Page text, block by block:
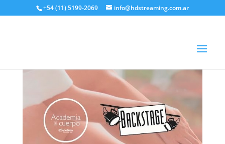
+54 (11) 5199-2069 info@hdstreaming.com.ar